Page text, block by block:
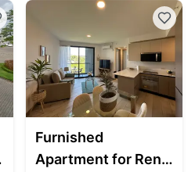
Furnished
Apartment for Rent